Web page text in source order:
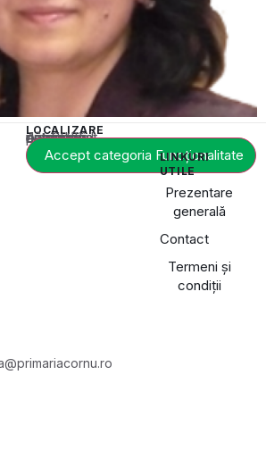
LOCALIZARE
Acest conținut este blocat până când acceptați categoria de cookie-uri necesară.
Accept categoria Funcționalitate
LINKURI
UTILE
Prezentare
generală
Contact
Termeni și
condiții